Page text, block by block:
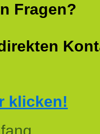
Fragen?
klicken!